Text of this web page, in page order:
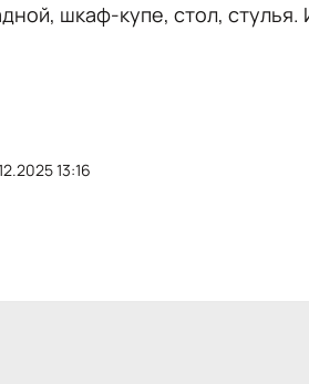
шкаф-купе, cтол, стулья.
13:16